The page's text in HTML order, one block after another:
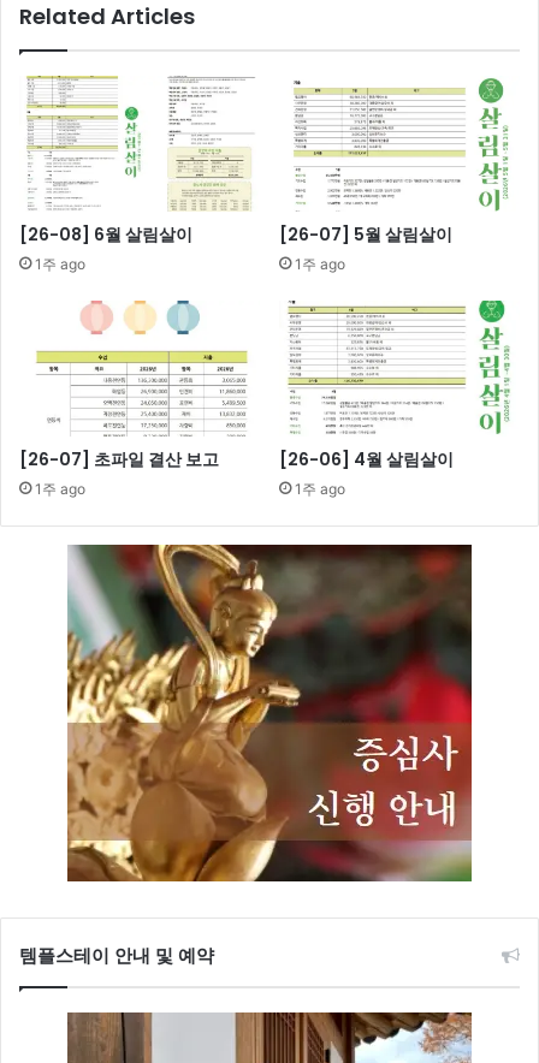
Related Articles
[26-08] 6월 살림살이
1주 ago
[26-07] 5월 살림살이
1주 ago
[26-07] 초파일 결산 보고
1주 ago
[26-06] 4월 살림살이
1주 ago
템플스테이 안내 및 예약